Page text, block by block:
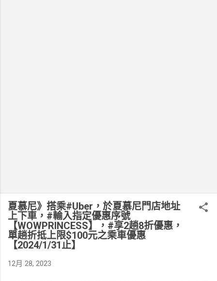
夏慕尼》搭乘#Uber，於夏慕尼門店地址
上下車，#輸入指定優惠序號
【WOWPRINCESS】，#享2趟8折優惠，
單趟折抵上限$100元之乘車優惠
【2024/1/31止】
12月 28, 2023